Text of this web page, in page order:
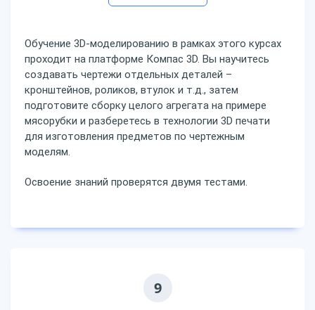
Обучение 3D-моделированию в рамках этого курсах
проходит на платформе Компас 3D. Вы научитесь
создавать чертежи отдельных деталей –
кронштейнов, роликов, втулок и т.д., затем
подготовите сборку целого агрегата на примере
мясорубки и разберетесь в технологии 3D печати
для изготовления предметов по чертежным
моделям.
Освоение знаний проверятся двумя тестами.
9